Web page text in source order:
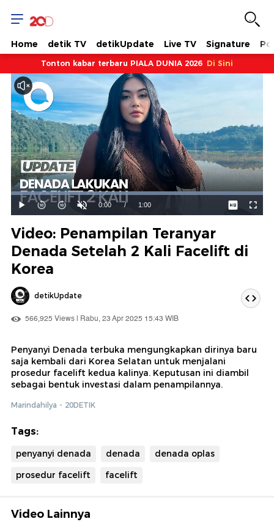
Home detik TV detikUpdate Live TV Signature
Tonton kabar terbaru PIALA DUNIA 2026 Di Sini
Mainkan
Suara
Hidup
Waktu
ini
0:00 / Durasi
1:00
Dimuat:
100.00%
Video: Penampilan Teranyar
Denada Setelah 2 Kali Facelift di
Korea
detikUpdate
566,925 Views | Rabu, 23 Apr 2025 15:43 WIB
Penyanyi Denada terbuka mengungkapkan dirinya baru
saja kembali dari Korea Selatan untuk menjalani
prosedur facelift kedua kalinya. Keputusan ini diambil
sebagai bentuk investasi dalam penampilannya.
Marindahilya - 20DETIK
Tags:
penyanyi denada denada
denada oplas
prosedur facelift
facelift
Video Lainnya